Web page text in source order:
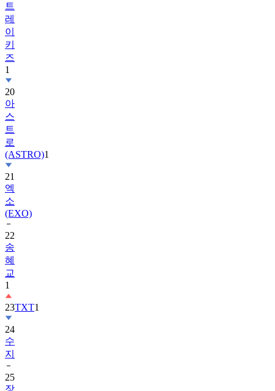
트
레
이
키
즈
1
20
아
스
트
로
(ASTRO)1
21
엑
소
(EXO)
22
송
혜
교
1
23TXT1
24
수
지
25
장